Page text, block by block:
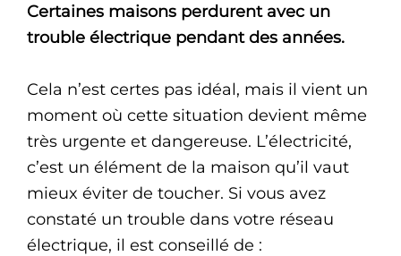
Certaines maisons perdurent avec un
trouble électrique pendant des années.
Cela n’est certes pas idéal, mais il vient un
moment où cette situation devient même
très urgente et dangereuse. L’électricité,
c’est un élément de la maison qu’il vaut
mieux éviter de toucher. Si vous avez
constaté un trouble dans votre réseau
électrique, il est conseillé de :